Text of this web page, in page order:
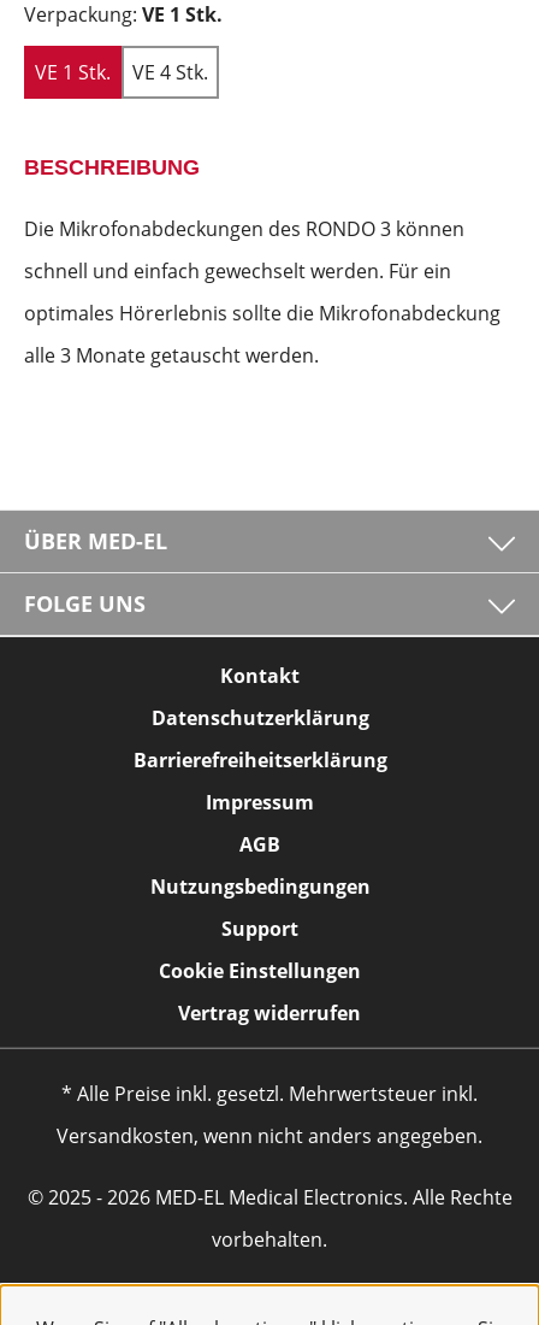
Verpackung: VE 1 Stk.
VE 1 Stk. VE 4 Stk.
BESCHREIBUNG
Die Mikrofonabdeckungen des RONDO 3 können
schnell und einfach gewechselt werden. Für ein
optimales Hörerlebnis sollte die Mikrofonabdeckung
alle 3 Monate getauscht werden.
ÜBER MED-EL
FOLGE UNS
Kontakt
Datenschutzerklärung
Barrierefreiheitserklärung
Impressum
AGB
Nutzungsbedingungen
Support
Cookie Einstellungen
Vertrag widerrufen
* Alle Preise inkl. gesetzl. Mehrwertsteuer inkl.
Versandkosten, wenn nicht anders angegeben.
© 2025 - 2026 MED-EL Medical Electronics. Alle Rechte
vorbehalten.